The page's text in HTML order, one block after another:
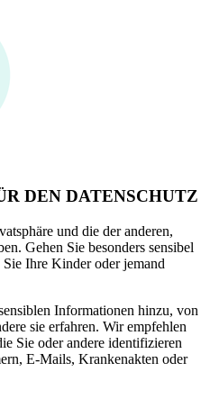
DEN DATENSCHUTZ
und die der anderen,
Gehen Sie besonders sensibel
Ihre Kinder oder jemand
Informationen hinzu, von
sie erfahren. Wir empfehlen
Sie oder andere identifizieren
E-Mails, Krankenakten oder